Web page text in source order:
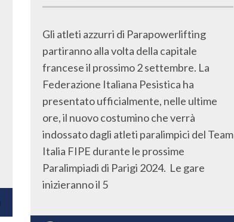
Gli atleti azzurri di Parapowerlifting
partiranno alla volta della capitale
francese il prossimo 2 settembre. La
Federazione Italiana Pesistica ha
presentato ufficialmente, nelle ultime
ore, il nuovo costumino che verrà
indossato dagli atleti paralimpici del Team
Italia FIPE durante le prossime
Paralimpiadi di Parigi 2024. Le gare
inizieranno il 5